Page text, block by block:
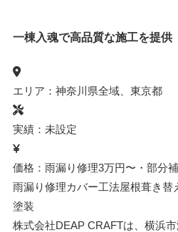
一棟入魂で高品質な施工を提供
エリア：神奈川県全域、東京都
実績：未設定
価格：雨漏り修理3万円〜・部分
雨漏り修理カバー工法屋根葺き替
塗装
株式会社DEAP CRAFTは、横浜